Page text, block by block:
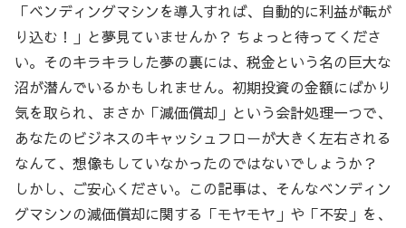
「ベンディングマシンを導入すれば、自動的に利益が転が
り込む！」と夢見ていませんか？ ちょっと待ってくださ
い。そのキラキラした夢の裏には、税金という名の巨大な
沼が潜んでいるかもしれません。初期投資の金額にばかり
気を取られ、まさか「減価償却」という会計処理一つで、
あなたのビジネスのキャッシュフローが大きく左右される
なんて、想像もしていなかったのではないでしょうか？
しかし、ご安心ください。この記事は、そんなベンディン
グマシンの減価償却に関する「モヤモヤ」や「不安」を、